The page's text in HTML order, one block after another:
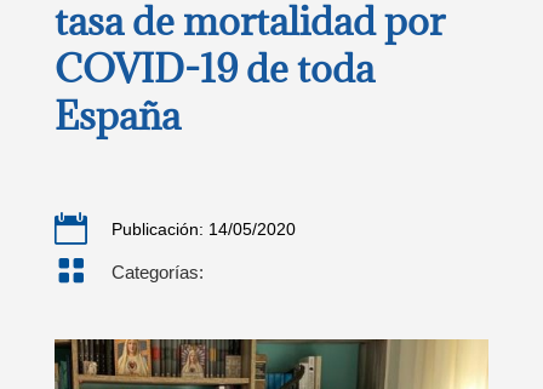
tasa de mortalidad por
COVID-19 de toda
España
 Publicación: 14/05/2020
 Categorías: